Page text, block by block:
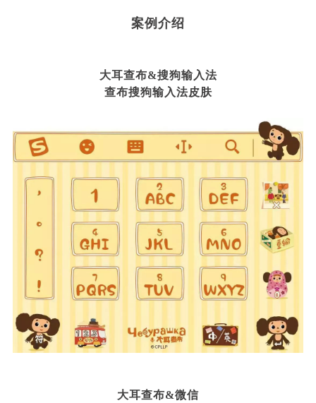
案例介绍
大耳查布&搜狗输入法
查布搜狗输入法皮肤
大耳查布&微信